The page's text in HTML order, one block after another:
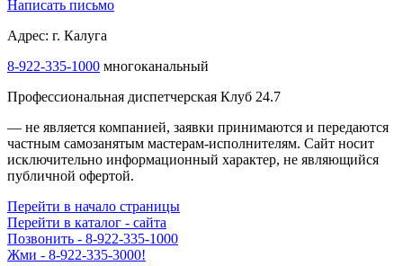
Написать письмо
Адрес: г. Калуга
8-922-335-1000 многоканальный
Профессиональная диспетчерская Клуб 24.7
— не является компанией, заявки принимаются и передаются
частным самозанятым мастерам‑исполнителям. Сайт носит
исключительно информационный характер, не являющийся
публичной офертой.
Перейти в начало страницы
Перейти в каталог - сайта
Позвонить - 8-922-335-1000
Жми - 8-922-335-3000!